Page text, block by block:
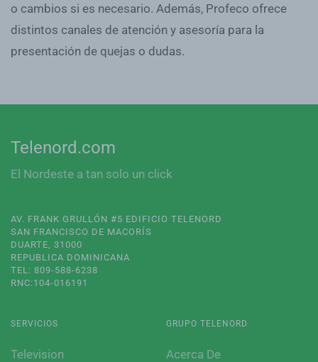
o cambios si es necesario. Además, Profeco ofrece
distintos canales de atención y asesoría para la
presentación de quejas o dudas.
Telenord.com
El Nordeste a tan solo un click
AV. FRANK GRULLÓN #5 EDIFICIO TELENORD
SAN FRANCISCO DE MACORÍS
DUARTE, 31000
REPUBLICA DOMINICANA
TEL: 809-588-6238
RNC:104-016191
SERVICIOS
Television
GRUPO TELENORD
Acerca De